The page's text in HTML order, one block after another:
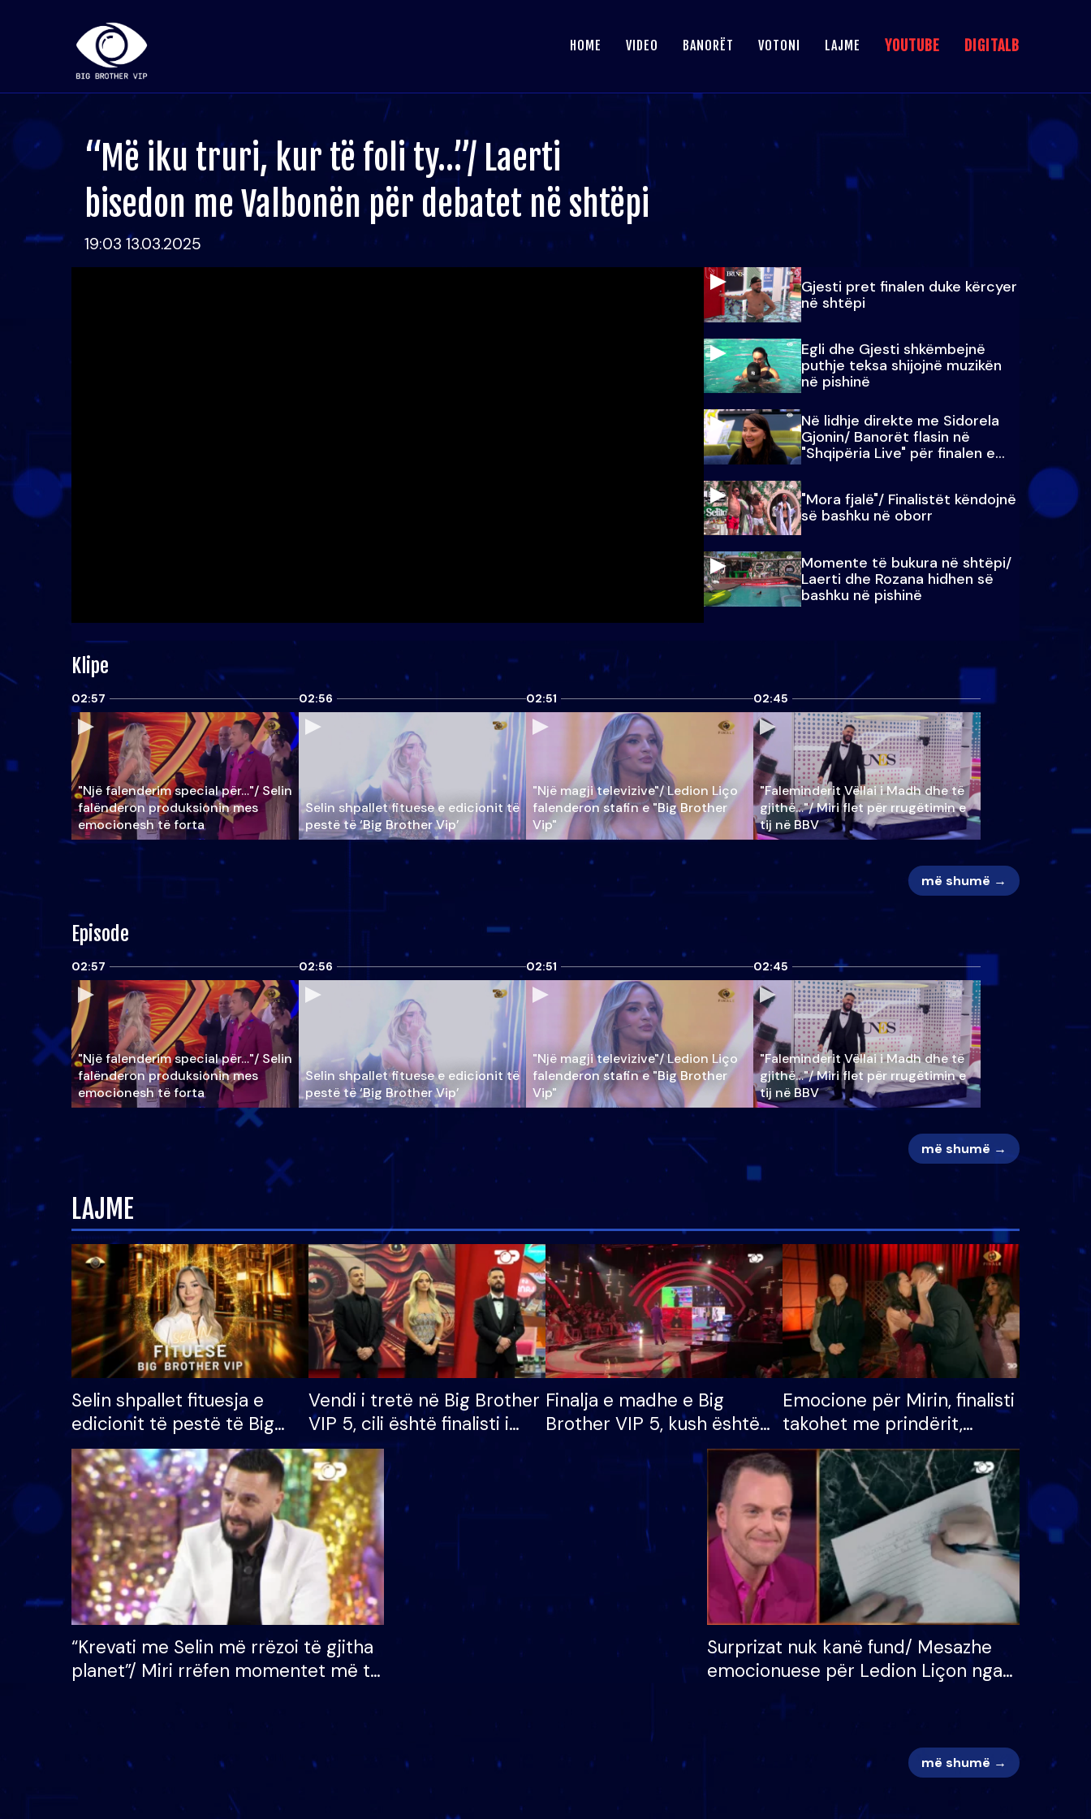
HOME VIDEO BANORËT VOTONI LAJME YOUTUBE DIGITALB
“Më iku truri, kur të foli ty…”/ Laerti
bisedon me Valbonën për debatet në shtëpi
19:03 13.03.2025
Gjesti pret finalen duke kërcyer
në shtëpi
Egli dhe Gjesti shkëmbejnë
puthje teksa shijojnë muzikën
në pishinë
Në lidhje direkte me Sidorela
Gjonin/ Banorët flasin në
"Shqipëria Live" për finalen e
madhe
"Mora fjalë"/ Finalistët këndojnë
së bashku në oborr
Momente të bukura në shtëpi/
Laerti dhe Rozana hidhen së
bashku në pishinë
Klipe
02:57
"Një falenderim special për…"/ Selin
falënderon produksionin mes
emocionesh të forta
02:56
Selin shpallet fituese e edicionit të
pestë të ‘Big Brother Vip’
02:51
"Një magji televizive"/ Ledion Liço
falenderon stafin e "Big Brother
Vip"
02:45
"Faleminderit Vëllai i Madh dhe të
gjithë…"/ Miri flet për rrugëtimin e
tij në BBV
më shumë →
Episode
02:57
"Një falenderim special për…"/ Selin
falënderon produksionin mes
emocionesh të forta
02:56
Selin shpallet fituese e edicionit të
pestë të ‘Big Brother Vip’
02:51
"Një magji televizive"/ Ledion Liço
falenderon stafin e "Big Brother
Vip"
02:45
"Faleminderit Vëllai i Madh dhe të
gjithë…"/ Miri flet për rrugëtimin e
tij në BBV
më shumë →
LAJME
Selin shpallet fituesja e
edicionit të pestë të Big
Brother VIP, rrëmben
çmimin e madh prej 100
mijë eurosh
Vendi i tretë në Big Brother
VIP 5, cili është finalisti i
radhës që lë shtëpinë
Finalja e madhe e Big
Brother VIP 5, kush është
banori i parë që lë shtëpinë
dhe humb mundësinë për
të fituar çmimin e madh
Emocione për Mirin, finalisti
takohet me prindërit,
vajzën dhe bashkëshorten:
S’kemi ndonjë letër divorci
apo jo?
“Krevati me Selin më rrëzoi të gjitha
planet”/ Miri rrëfen momentet më të
mungojë zilja e mëngjesit kur…
Surprizat nuk kanë fund/ Mesazhe
emocionuese për Ledion Liçon nga
më shumë →